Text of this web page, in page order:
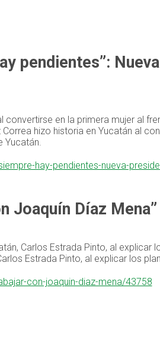
pendientes”:
convertirse en la primera mujer al
hizo historia en Yucatán al
Yucatán.
hay-pendientes-nueva-
Joaquín Díaz Mena”
Carlos Estrada Pinto, al explicar
Estrada Pinto, al explicar los
con-joaquin-diaz-mena/43758